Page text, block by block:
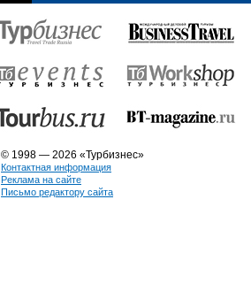
© 1998 — 2026 «Турбизнес»
Контактная информация
Реклама на сайте
Письмо редактору сайта